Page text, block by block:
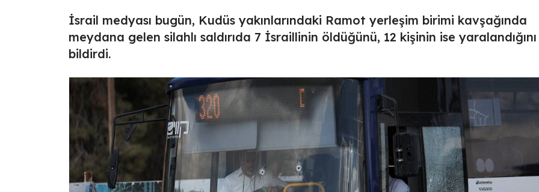
İsrail medyası bugün, Kudüs yakınlarındaki Ramot yerleşim birimi kavşağında
meydana gelen silahlı saldırıda 7 İsraillinin öldüğünü, 12 kişinin ise yaralandığını
bildirdi.